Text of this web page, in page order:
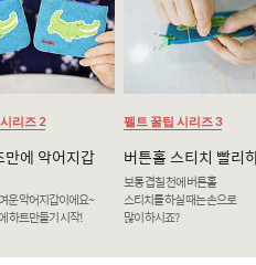
리즈 2
에 악어지갑
운 악어지갑이에요~
하트만들기 시작!
펠트 꿀팁 시리즈 3
버튼홀 스티치 빨리
보통 겹칠 천에 버튼홀
스티치를 하실 때는 손으로
많이 하시죠?